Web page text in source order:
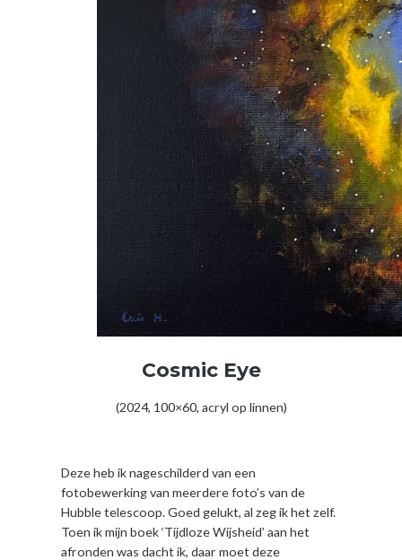
Cosmic Eye
(2024, 100×60, acryl op linnen)
Deze heb ik nageschilderd van een
fotobewerking van meerdere foto’s van de
Hubble telescoop. Goed gelukt, al zeg ik het zelf.
Toen ik mijn boek ‘Tijdloze Wijsheid’ aan het
afronden was dacht ik, daar moet deze